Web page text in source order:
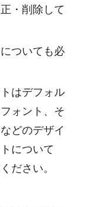
・削除して
ついても必
はデフォル
ォント、そ
どのデザイ
について
ださい。